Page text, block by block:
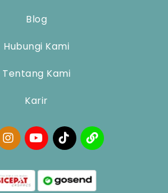
Blog
Hubungi Kami
Tentang Kami
Karir